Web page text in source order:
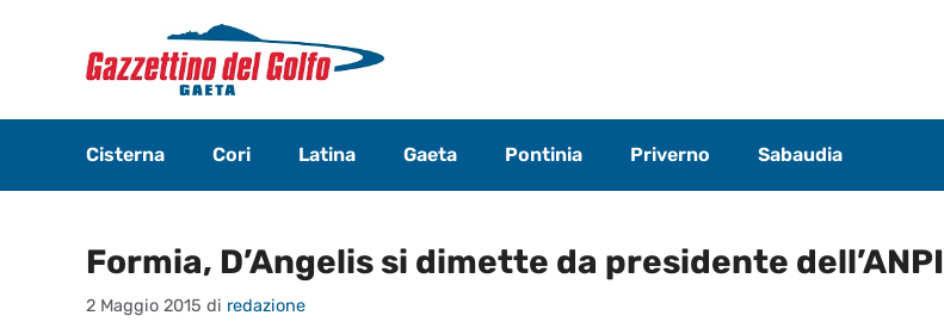
contenuto
Cisterna Cori Latina Gaeta Pontinia Priverno Sabaudia
Formia, D’Angelis si dimette da presidente dell’ANPI
2 Maggio 2015 di redazione